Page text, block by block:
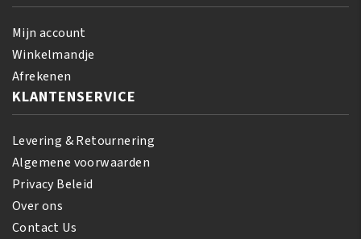
Mijn account
Winkelmandje
Afrekenen
KLANTENSERVICE
Levering & Retournering
Algemene voorwaarden
Privacy Beleid
Over ons
Contact Us